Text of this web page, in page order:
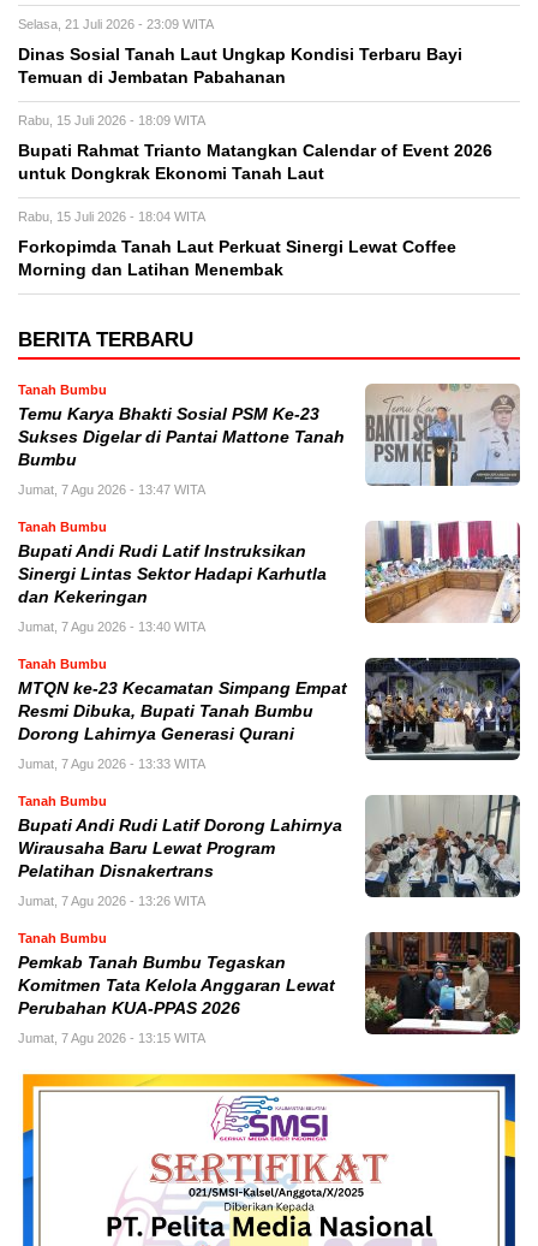
Selasa, 21 Juli 2026 - 23:09 WITA
Dinas Sosial Tanah Laut Ungkap Kondisi Terbaru Bayi
Temuan di Jembatan Pabahanan
Rabu, 15 Juli 2026 - 18:09 WITA
Bupati Rahmat Trianto Matangkan Calendar of Event 2026
untuk Dongkrak Ekonomi Tanah Laut
Rabu, 15 Juli 2026 - 18:04 WITA
Forkopimda Tanah Laut Perkuat Sinergi Lewat Coffee
Morning dan Latihan Menembak
BERITA TERBARU
Tanah Bumbu
Temu Karya Bhakti Sosial PSM Ke-23
Sukses Digelar di Pantai Mattone Tanah
Bumbu
Jumat, 7 Agu 2026 - 13:47 WITA
Tanah Bumbu
Bupati Andi Rudi Latif Instruksikan
Sinergi Lintas Sektor Hadapi Karhutla
dan Kekeringan
Jumat, 7 Agu 2026 - 13:40 WITA
Tanah Bumbu
MTQN ke-23 Kecamatan Simpang Empat
Resmi Dibuka, Bupati Tanah Bumbu
Dorong Lahirnya Generasi Qurani
Jumat, 7 Agu 2026 - 13:33 WITA
Tanah Bumbu
Bupati Andi Rudi Latif Dorong Lahirnya
Wirausaha Baru Lewat Program
Pelatihan Disnakertrans
Jumat, 7 Agu 2026 - 13:26 WITA
Tanah Bumbu
Pemkab Tanah Bumbu Tegaskan
Komitmen Tata Kelola Anggaran Lewat
Perubahan KUA-PPAS 2026
Jumat, 7 Agu 2026 - 13:15 WITA